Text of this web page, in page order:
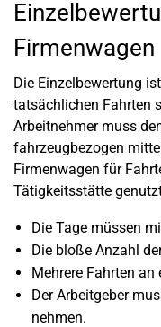
Firmenwagen
Die Einzelbewertung
tatsächlichen Fahrten
Arbeitnehmer muss
fahrzeugbezogen
Firmenwagen für
Tätigkeitsstätte
Die Tage müssen
Die bloße Anzahl
Mehrere Fahrten
Der Arbeitgeber
nehmen.